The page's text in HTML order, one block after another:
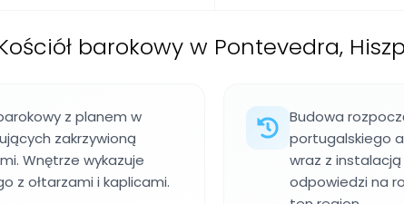
barokowy w Pontevedra,
z planem w
zakrzywioną
Wnętrze wykazuje
z ołtarzami i kaplicami.
Budowa
portugalskiego
wraz z instalacją
odpowiedzi na